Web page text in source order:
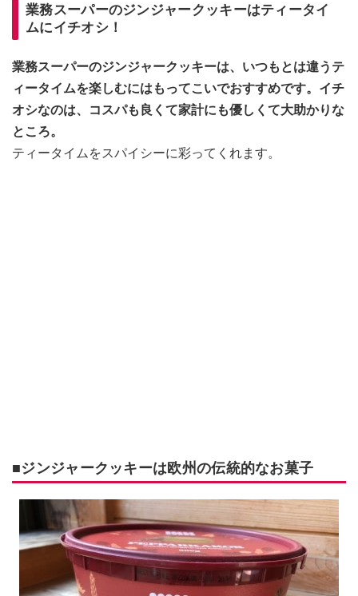
業務スーパーのジンジャークッキーはティータイ
ムにイチオシ！
業務スーパーのジンジャークッキーは、いつもとは違うテ
ィータイムを楽しむにはもってこいでおすすめです。イチ
オシなのは、コスパも良くて家計にも優しくて大助かりな
ところ。
ティータイムをスパイシーに彩ってくれます。
■ジンジャークッキーは欧州の伝統的なお菓子